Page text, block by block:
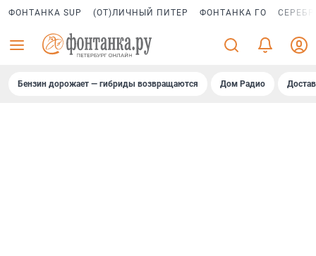
ФОНТАНКА SUP (ОТ)ЛИЧНЫЙ ПИТЕР ФОНТАНКА ГО
Бензин дорожает — гибриды возвращаются Дом Радио